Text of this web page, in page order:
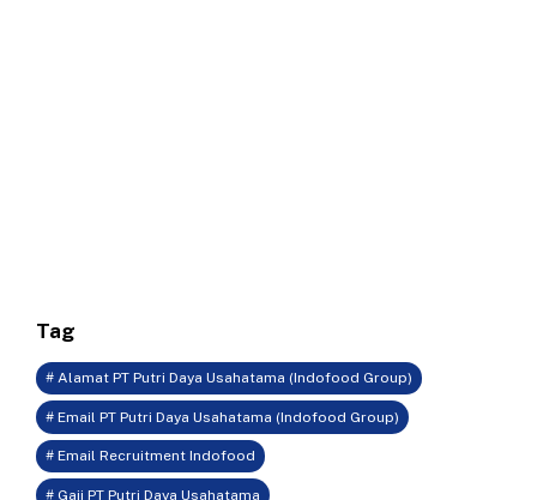
Tag
# Alamat PT Putri Daya Usahatama (Indofood Group)
# Email PT Putri Daya Usahatama (Indofood Group)
# Email Recruitment Indofood
# Gaji PT Putri Daya Usahatama